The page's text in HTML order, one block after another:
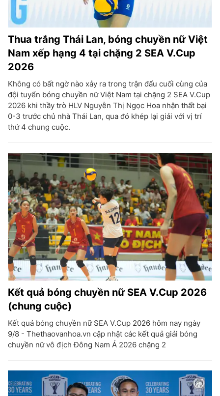
Thua trắng Thái Lan, bóng chuyền nữ Việt
Nam xếp hạng 4 tại chặng 2 SEA V.Cup
2026
Không có bất ngờ nào xảy ra trong trận đấu cuối cùng của
đội tuyển bóng chuyền nữ Việt Nam tại chặng 2 SEA V.Cup
2026 khi thầy trò HLV Nguyễn Thị Ngọc Hoa nhận thất bại
0-3 trước chủ nhà Thái Lan, qua đó khép lại giải với vị trí
thứ 4 chung cuộc.
Kết quả bóng chuyền nữ SEA V.Cup 2026
(chung cuộc)
Kết quả bóng chuyền nữ SEA V.Cup 2026 hôm nay ngày
9/8 - Thethaovanhoa.vn cập nhật các kết quả giải bóng
chuyền nữ vô địch Đông Nam Á 2026 chặng 2